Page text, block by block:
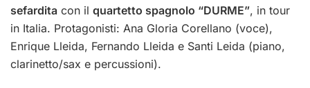
sefardita con il quartetto spagnolo “DURME”, in tour
in Italia. Protagonisti: Ana Gloria Corellano (voce),
Enrique Lleida, Fernando Lleida e Santi Leida (piano,
clarinetto/sax e percussioni).